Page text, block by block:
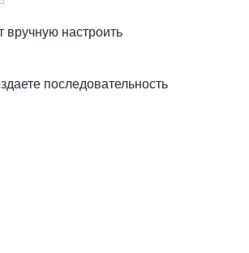
вручную настроить
последовательность